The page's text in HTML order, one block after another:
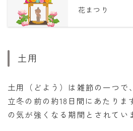
花まつり
土用
土用（どよう）は雑節の一つで
立冬の前の約18日間にあたりま
の気が強くなる期間とされてい